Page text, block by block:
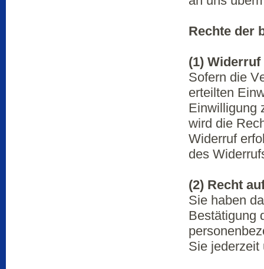
Rechte der
(1)
Sofern die
erteilten
Einwilligung
wird die
Widerruf
des
(2) Recht
Sie haben
Bestätigung
Sie jederzeit